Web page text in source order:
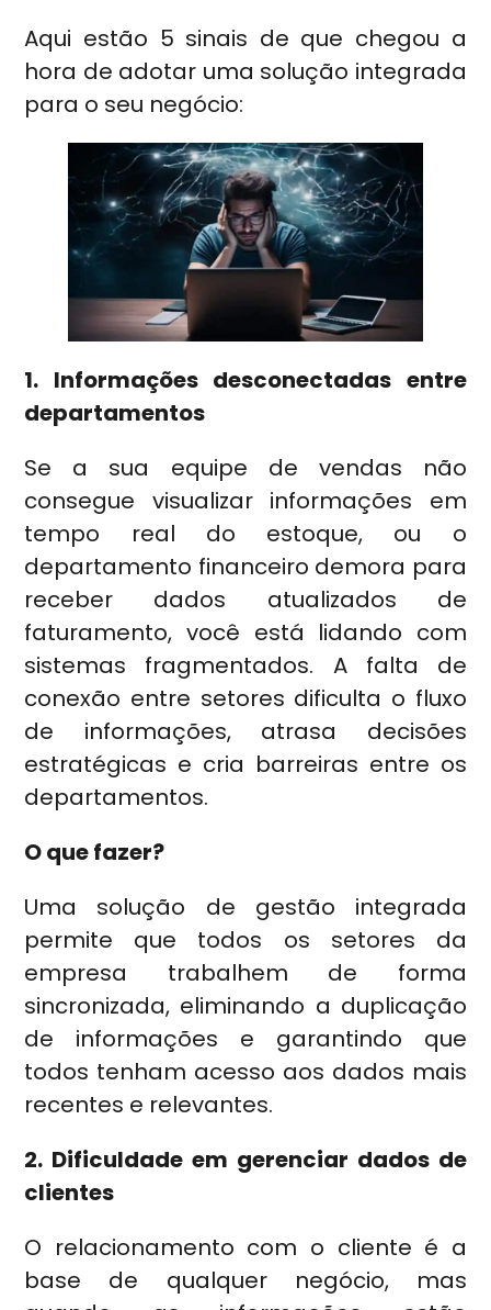
Aqui estão 5 sinais de que chegou a
hora de adotar uma solução integrada
para o seu negócio:
1. Informações desconectadas entre
departamentos
Se a sua equipe de vendas não
consegue visualizar informações em
tempo real do estoque, ou o
departamento financeiro demora para
receber dados atualizados de
faturamento, você está lidando com
sistemas fragmentados. A falta de
conexão entre setores dificulta o fluxo
de informações, atrasa decisões
estratégicas e cria barreiras entre os
departamentos.
O que fazer?
Uma solução de gestão integrada
permite que todos os setores da
empresa trabalhem de forma
sincronizada, eliminando a duplicação
de informações e garantindo que
todos tenham acesso aos dados mais
recentes e relevantes.
2. Dificuldade em gerenciar dados de
clientes
O relacionamento com o cliente é a
base de qualquer negócio, mas